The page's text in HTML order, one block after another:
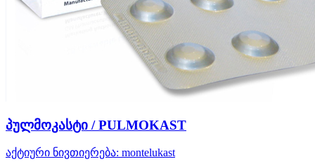
პულმოკასტი / PULMOKAST
აქტიური ნივთიერება: montelukast